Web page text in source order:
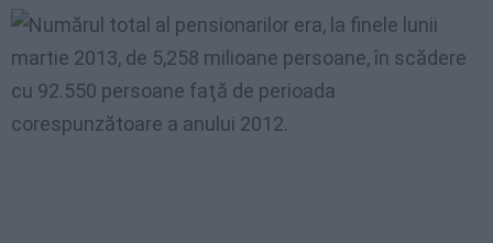
Numărul total al pensionarilor era, la finele lunii
martie 2013, de 5,258 milioane persoane, în scădere
cu 92.550 persoane faţă de perioada
corespunzătoare a anului 2012.